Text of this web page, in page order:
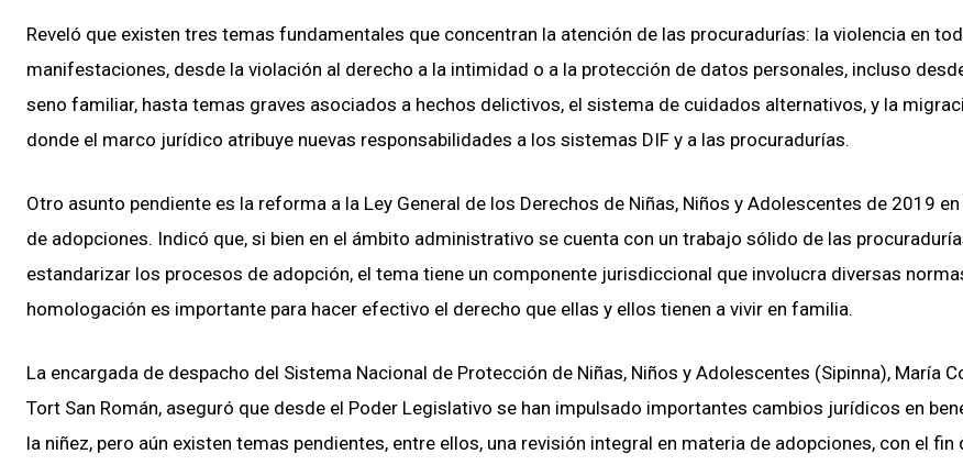
Reveló que existen tres temas fundamentales que concentran la atención de las procuradurías: la violencia en
manifestaciones, desde la violación al derecho a la intimidad o a la protección de datos personales, incluso
seno familiar, hasta temas graves asociados a hechos delictivos, el sistema de cuidados alternativos, y la
donde el marco jurídico atribuye nuevas responsabilidades a los sistemas DIF y a las procuradurías.
Otro asunto pendiente es la reforma a la Ley General de los Derechos de Niñas, Niños y Adolescentes de 2019
de adopciones. Indicó que, si bien en el ámbito administrativo se cuenta con un trabajo sólido de las
estandarizar los procesos de adopción, el tema tiene un componente jurisdiccional que involucra diversas
homologación es importante para hacer efectivo el derecho que ellas y ellos tienen a vivir en familia.
La encargada de despacho del Sistema Nacional de Protección de Niñas, Niños y Adolescentes (Sipinna), María
Tort San Román, aseguró que desde el Poder Legislativo se han impulsado importantes cambios jurídicos en
la niñez, pero aún existen temas pendientes, entre ellos, una revisión integral en materia de adopciones, con el fin